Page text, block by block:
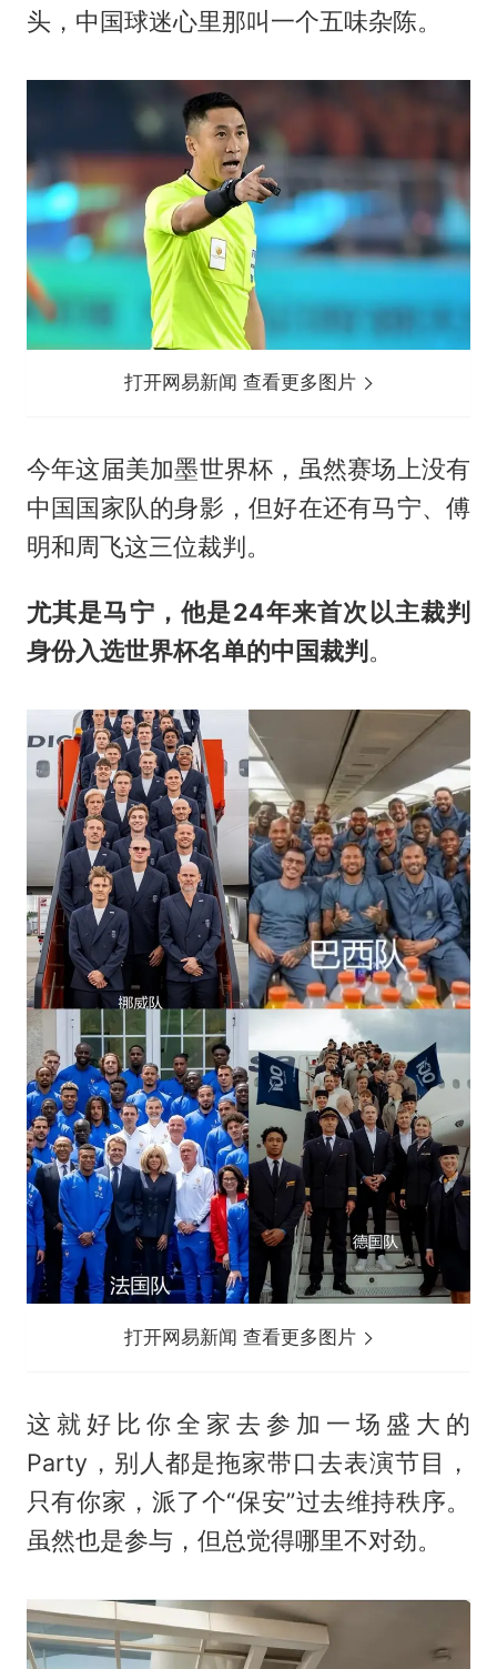
头，中国球迷心里那叫一个五味杂陈。
打开网易新闻 查看更多图片
今年这届美加墨世界杯，虽然赛场上没有
中国国家队的身影，但好在还有马宁、傅
明和周飞这三位裁判。
尤其是马宁，他是24年来首次以主裁判
身份入选世界杯名单的中国裁判 。
打开网易新闻 查看更多图片
这就好比你全家去参加一场盛大的
Party，别人都是拖家带口去表演节目，
只有你家，派了个“保安”过去维持秩序。
虽然也是参与，但总觉得哪里不对劲。